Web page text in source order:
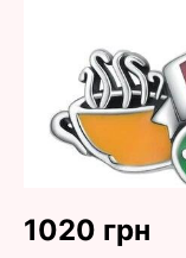
1020 грн